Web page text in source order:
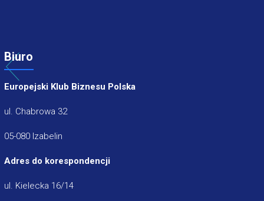
Biuro
Europejski Klub Biznesu Polska
ul. Chabrowa 32
05-080 Izabelin
Adres do korespondencji
ul. Kielecka 16/14